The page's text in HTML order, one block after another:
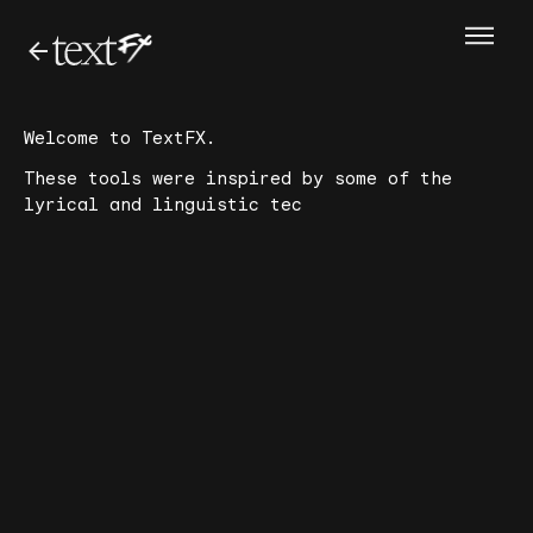
Welcome to TextFX.
These tools were inspired by some of the
lyrical and linguistic tec